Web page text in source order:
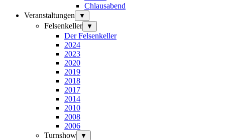
Chlausabend
Veranstaltungen
▼
Felsenkeller ▼
Der Felsenkeller
2024
2023
2020
2019
2018
2017
2014
2010
2008
2006
Turnshow
▼